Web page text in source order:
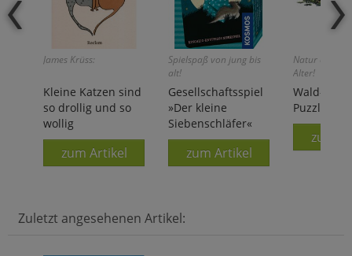
James Krüss:
Kleine Katzen sind
so drollig und so
wollig
zum Artikel
Spielspaß von jung bis
alt!
Gesellschaftsspiel
»Der kleine
Siebenschläfer«
zum Artikel
Natur
Alter!
Wald-
Puzzle
zum
Zuletzt angesehenen Artikel: